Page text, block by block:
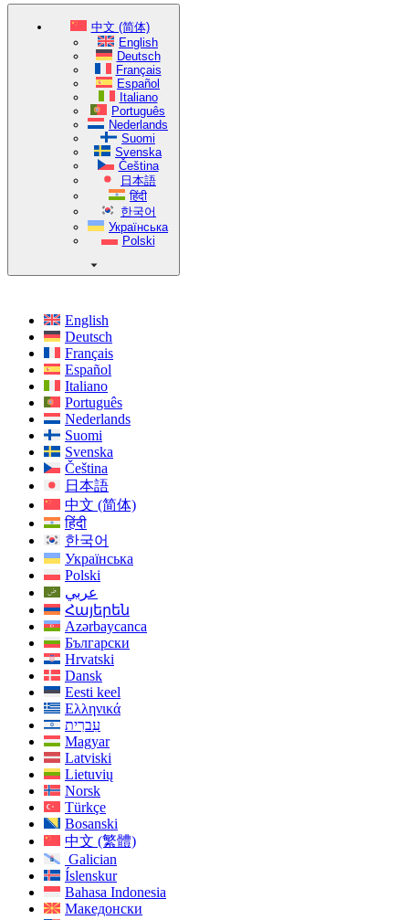
中文 (简体)
English
Deutsch
Français
Español
Italiano
Português
Nederlands
Suomi
Svenska
Čeština
日本語
हिंदी
한국어
Українська
Polski
English
Deutsch
Français
Español
Italiano
Português
Nederlands
Suomi
Svenska
Čeština
日本語
中文 (简体)
हिंदी
한국어
Українська
Polski
عربي
Հայերեն
Azərbaycanca
Български
Hrvatski
Dansk
Eesti keel
Ελληνικά
עִברִית
Magyar
Latviski
Lietuvių
Norsk
Türkçe
Bosanski
中文 (繁體)
Galician
Íslenskur
Bahasa Indonesia
Македонски